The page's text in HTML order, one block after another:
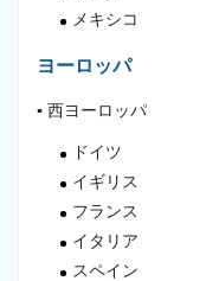
メキシコ
ヨーロッパ
▪ 西ヨーロッパ
ドイツ
イギリス
フランス
イタリア
スペイン